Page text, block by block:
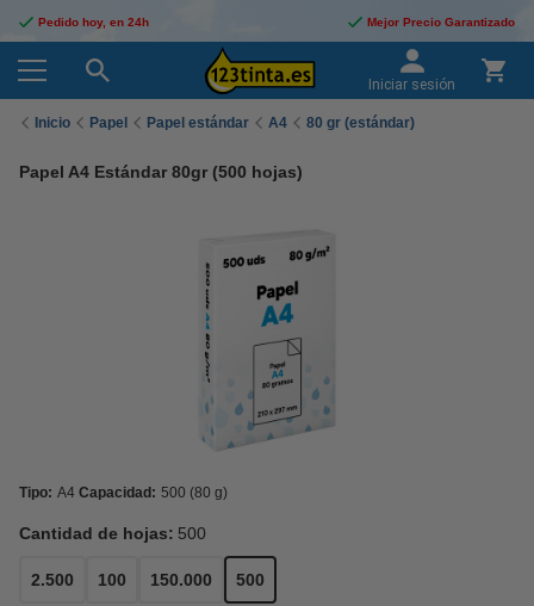
Pedido hoy, en 24h Mejor Precio Garantizado
Iniciar sesión
Inicio Papel Papel estándar A4 80 gr (estándar)
Papel A4 Estándar 80gr (500 hojas)
Tipo: A4 Capacidad: 500 (80 g)
Cantidad de hojas: 500
2.500 100 150.000 500